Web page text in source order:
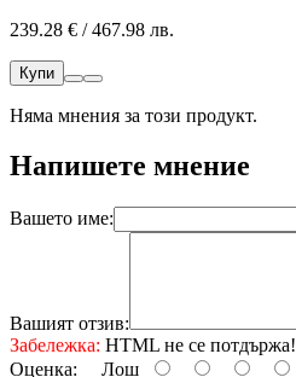
239.28 € / 467.98 лв.
Купи
Няма мнения за този продукт.
Напишете мнение
Вашето име:
Вашият отзив:
Забележка: HTML не се потдържа!
Оценка: Лош